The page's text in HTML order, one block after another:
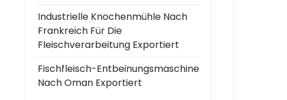
Industrielle Knochenmühle Nach
Frankreich Für Die
Fleischverarbeitung Exportiert
Fischfleisch-Entbeinungsmaschine
Nach Oman Exportiert